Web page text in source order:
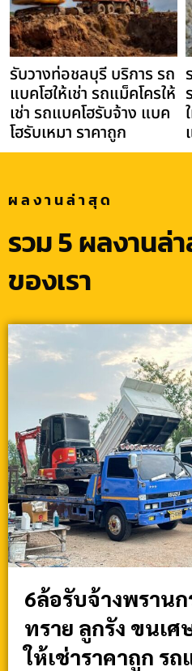
รับวางท่อชลบุรี บริการ รถ
แบคโฮให้เช่า รถแม็คโครให้
เช่า รถแบคโฮรับจ้าง แบค
โฮรับเหมา ราคาถูก
ผลงานล่าสุด
รวม 5 ผลงานล่
ของเรา
6ล้อรับจ้างพราน
ทราย ลูกรัง ขนเ
ให้เช่าราคาถูก ร